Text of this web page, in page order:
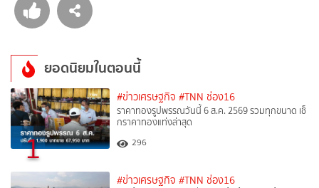
ยอดนิยมในตอนนี้
1
#ข่าวเศรษฐกิจ #TNN ช่อง16
ราคาทองรูปพรรณวันนี้ 6 ส.ค. 2569 รวมทุกขนาด เช็
กราคาทองแท่งล่าสุด
296
#ข่าวเศรษฐกิจ #TNN ช่อง16